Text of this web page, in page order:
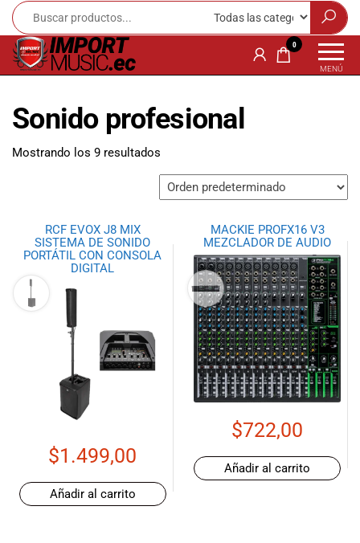
Music
Ecuador!
tienda
especializada
en
musicales,
equipo de
iluminación
para músicos y
amantes de la
música.
Ofrecemos una
amplia gama
de productos
de las mejores
marcas del
mercado,
guitarras, bajos
amplificadores,
mezcladores y
MENÚ
0
Sonido profesional
Mostrando los 9 resultados
RCF EVOX J8 MIX
SISTEMA DE SONIDO
PORTÁTIL CON CONSOLA
DIGITAL
$1.499,00
Añadir al carrito
MACKIE PROFX16 V3
MEZCLADOR DE AUDIO
$722,00
Añadir al carrito